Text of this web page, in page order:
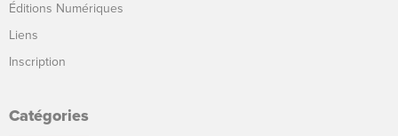
Éditions Numériques
Liens
Inscription
Catégories